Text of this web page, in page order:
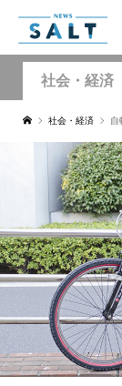
社会・経済
社会・経済 自